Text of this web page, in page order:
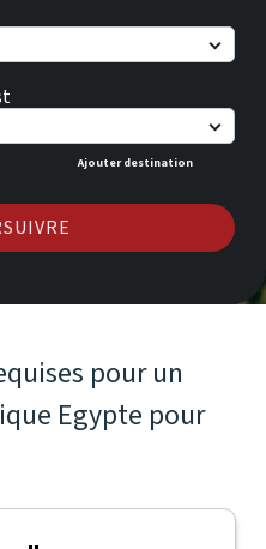
Ajouter destination
pour un
Egypte pour